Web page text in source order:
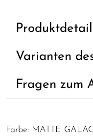
Varianten
Fragen zum
Farbe: MATTE